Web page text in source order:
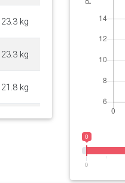
23.3 kg
23.3 kg
21.8 kg
20.8 kg
0
0